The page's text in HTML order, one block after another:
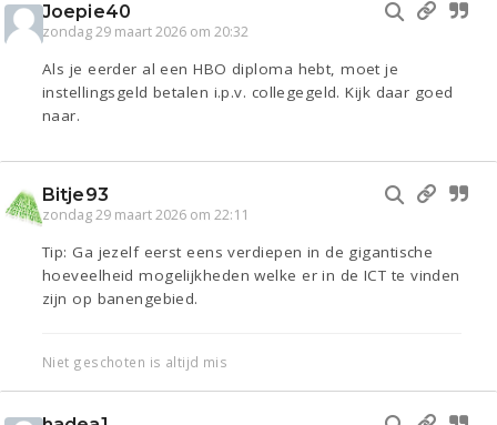
Joepie40
zondag 29 maart 2026 om 20:32
Als je eerder al een HBO diploma hebt, moet je
instellingsgeld betalen i.p.v. collegegeld. Kijk daar goed
naar.
Bitje93
zondag 29 maart 2026 om 22:11
Tip: Ga jezelf eerst eens verdiepen in de gigantische
hoeveelheid mogelijkheden welke er in de ICT te vinden
zijn op banengebied.
Niet geschoten is altijd mis